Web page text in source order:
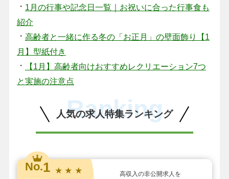
・ 1月の行事や記念日一覧｜お祝いに合った行事食も
紹介
・ 高齢者と一緒に作る冬の「お正月」の壁面飾り【1
月】型紙付き
・
【1月】高齢者向けおすすめレクリエーション7つ
と実施の注意点
人気の求人特集ランキング
Ranking
No.1 ★ ★ ★
高収入の非公開求人を